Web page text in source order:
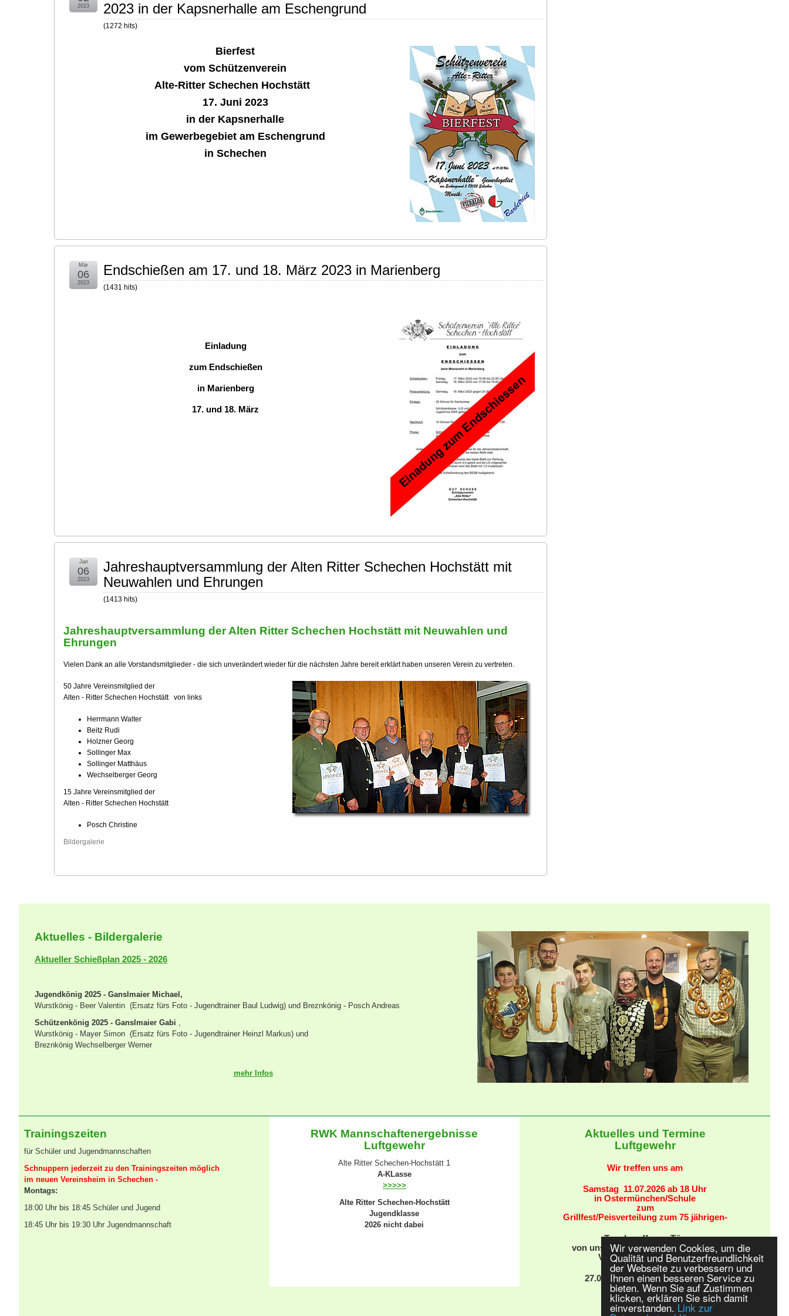
Wir verwenden Cookies, um die
Qualität und Benutzerfreundlichkeit
der Webseite zu verbessern und
Ihnen einen besseren Service zu
bieten. Wenn Sie auf Zustimmen
klicken, erklären Sie sich damit
einverstanden. Link zur
2023 in der Kapsnerhalle am Eschengrund
(1272 hits)
2023
Bierfest
vom Schützenverein
Alte-Ritter Schechen Hochstätt
17. Juni 2023
in der Kapsnerhalle
im Gewerbegebiet am Eschengrund
in Schechen
Endschießen am 17. und 18. März 2023 in Marienberg
(1431 hits)
Mär
06
2023
Einladung
zum Endschießen
in Marienberg
17. und 18. März
Jahreshauptversammlung der Alten Ritter Schechen Hochstätt mit
Neuwahlen und Ehrungen
(1413 hits)
Jan
06
2023
Jahreshauptversammlung der Alten Ritter Schechen Hochstätt mit Neuwahlen und
Ehrungen
Vielen Dank an alle Vorstandsmitglieder - die sich unverändert wieder für die nächsten Jahre bereit erklärt haben unseren Verein zu vertreten.
50 Jahre Vereinsmitglied der
Alten - Ritter Schechen Hochstätt von links
Herrmann Walter
Beitz Rudi
Holzner Georg
Sollinger Max
Sollinger Matthäus
Wechselberger Georg
15 Jahre Vereinsmitglied der
Alten - Ritter Schechen Hochstätt
Posch Christine
Bildergalerie
Aktuelles - Bildergalerie
Aktueller Schießplan 2025 - 2026
Jugendkönig 2025 - Ganslmaier Michael,
Wurstkönig - Beer Valentin (Ersatz fürs Foto - Jugendtrainer Baul Ludwig) und Breznkönig - Posch Andreas
Schützenkönig 2025 - Ganslmaier Gabi
Wurstkönig - Mayer Simon (Ersatz fürs Foto - Jugendtrainer Heinzl Markus)und
Breznkönig Wechselberger Werner
mehr Infos
Trainingszeiten
für Schüler und Jugendmannschaften
Schnuppern jederzeit zu den Trainingszeiten möglich
im neuen Vereinsheim in Schechen -
Montags:
18:00 Uhr bis 18:45 Schüler und Jugend
18:45 Uhr bis 19:30 Uhr Jugendmannschaft
RWK Mannschaftenergebnisse
Luftgewehr
Alte Ritter Schechen-Hochstätt 1
A-KLasse
>>>>>
Alte Ritter Schechen-Hochstätt
Jugendklasse
2026 nicht dabei
Aktuelles und Termine
Luftgewehr
Wir treffen uns am
Samstag 11.07.2026 ab 18 Uhr
in Ostermünchen/Schule
zum
Grillfest/Peisverteilung zum 75 jährigen-
Tag der offenen Tür,
von unserem neuen Schießstand im
Vereinsheim Schechen
27.09.2026 13:00 - 19:00 Uhr